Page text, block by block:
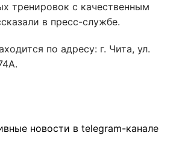
тренировок с качественным
в пресс-службе.
по адресу: г. Чита, ул.
новости в telegram-канале